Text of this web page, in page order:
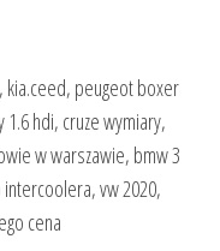
kia.ceed, peugeot boxer
hdi, cruze wymiary,
w warszawie, bmw 3
vw 2020,
cena